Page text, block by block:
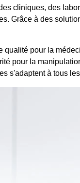
cliniques, des
Grâce à des
pour la
pour la
s'adaptent à tous